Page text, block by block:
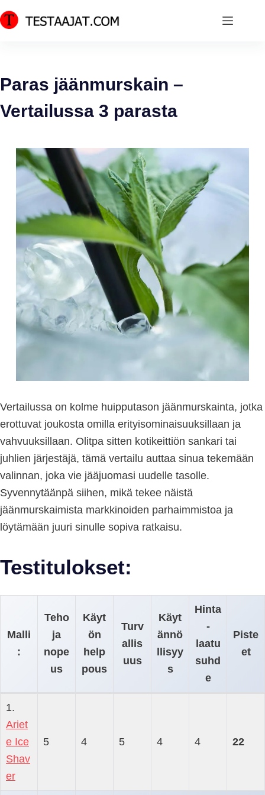
Skip
to
Paras jäänmurskain –
Vertailussa 3 parasta
Vertailussa on kolme huipputason jäänmurskainta, jotka
erottuvat joukosta omilla erityisominaisuuksillaan ja
vahvuuksillaan. Olitpa sitten kotikeittiön sankari tai
juhlien järjestäjä, tämä vertailu auttaa sinua tekemään
valinnan, joka vie jääjuomasi uudelle tasolle.
Syvennytäänpä siihen, mikä tekee näistä
jäänmurskaimista markkinoiden parhaimmistoa ja
löytämään juuri sinulle sopiva ratkaisu.
Testitulokset:
Malli
:
Teho
ja
nope
us
Käyt
ön
help
pous
Turv
allis
uus
Käyt
ännö
llisyy
s
Hinta
-
laatu
suhd
e
Piste
et
1.
Ariet
e Ice
Shav
er
5 4 5 4 4 22